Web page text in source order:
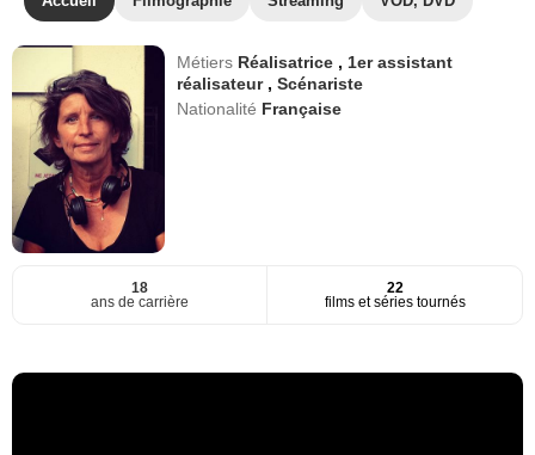
Métiers Réalisatrice , 1er assistant
réalisateur ,Scénariste
Nationalité Française
18
ans de carrière
22
films et séries tournés